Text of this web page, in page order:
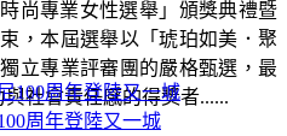
尚專業女性選舉」頒獎典禮暨
，本屆選舉以「琥珀如美．聚
立專業評審團的嚴格甄選，最
社會責任感的得獎者......
周年登陸又一城